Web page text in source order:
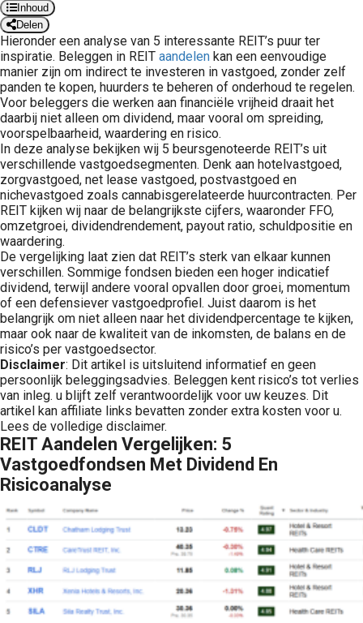
Inhoud
Delen
Hieronder een analyse van 5 interessante REIT’s puur ter
inspiratie. Beleggen in REIT aandelen kan een eenvoudige
manier zijn om indirect te investeren in vastgoed, zonder zelf
panden te kopen, huurders te beheren of onderhoud te regelen.
Voor beleggers die werken aan financiële vrijheid draait het
daarbij niet alleen om dividend, maar vooral om spreiding,
voorspelbaarheid, waardering en risico.
In deze analyse bekijken wij 5 beursgenoteerde REIT’s uit
verschillende vastgoedsegmenten. Denk aan hotelvastgoed,
zorgvastgoed, net lease vastgoed, postvastgoed en
nichevastgoed zoals cannabisgerelateerde huurcontracten. Per
REIT kijken wij naar de belangrijkste cijfers, waaronder FFO,
omzetgroei, dividendrendement, payout ratio, schuldpositie en
waardering.
De vergelijking laat zien dat REIT’s sterk van elkaar kunnen
verschillen. Sommige fondsen bieden een hoger indicatief
dividend, terwijl andere vooral opvallen door groei, momentum
of een defensiever vastgoedprofiel. Juist daarom is het
belangrijk om niet alleen naar het dividendpercentage te kijken,
maar ook naar de kwaliteit van de inkomsten, de balans en de
risico’s per vastgoedsector.
Disclaimer: Dit artikel is uitsluitend informatief en geen
persoonlijk beleggingsadvies. Beleggen kent risico’s tot verlies
van inleg. u blijft zelf verantwoordelijk voor uw keuzes. Dit
artikel kan affiliate links bevatten zonder extra kosten voor u.
Lees de volledige disclaimer.
REIT Aandelen Vergelijken: 5
Vastgoedfondsen Met Dividend En
Risicoanalyse